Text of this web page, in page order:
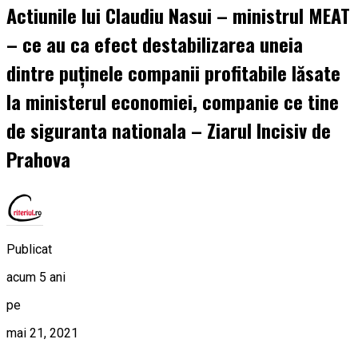
Actiunile lui Claudiu Nasui – ministrul MEAT
– ce au ca efect destabilizarea uneia
dintre puținele companii profitabile lăsate
la ministerul economiei, companie ce tine
de siguranta nationala – Ziarul Incisiv de
Prahova
Publicat
acum 5 ani
pe
mai 21, 2021